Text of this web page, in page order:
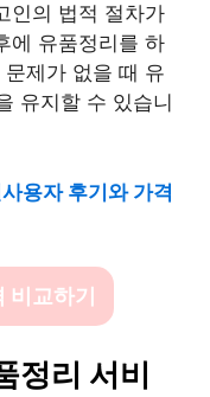
인의 법적 절차가
에 유품정리를 하
제가 없을 때 유
유지할 수 있습니
용자 후기와 가격
교하기
정리 서비